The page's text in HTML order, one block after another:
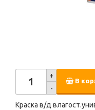
+
-
В
Краска в/д